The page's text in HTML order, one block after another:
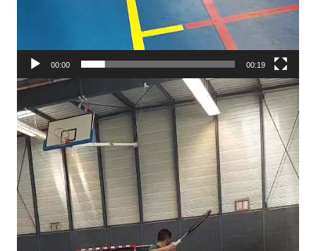
00:00 00:19
Lecteur
vidéo